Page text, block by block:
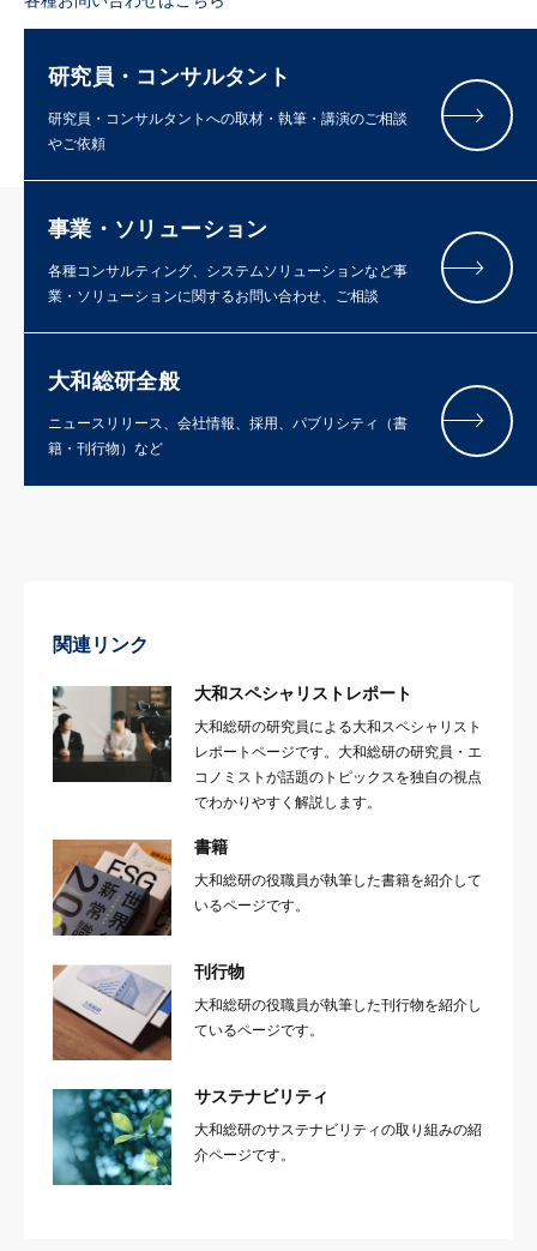
研究員・コンサルタント
研究員・コンサルタントへの取材・執筆・講演のご相談
やご依頼
事業・ソリューション
各種コンサルティング、システムソリューションなど事
業・ソリューションに関するお問い合わせ、ご相談
大和総研全般
ニュースリリース、会社情報、採用、パブリシティ（書
籍・刊行物）など
関連リンク
大和スペシャリストレポート
大和総研の研究員による大和スペシャリスト
レポートページです。大和総研の研究員・エ
コノミストが話題のトピックスを独自の視点
でわかりやすく解説します。
書籍
大和総研の役職員が執筆した書籍を紹介して
いるページです。
刊行物
大和総研の役職員が執筆した刊行物を紹介し
ているページです。
サステナビリティ
大和総研のサステナビリティの取り組みの紹
介ページです。